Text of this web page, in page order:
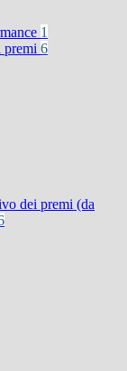
1
premi 6
dei premi (da